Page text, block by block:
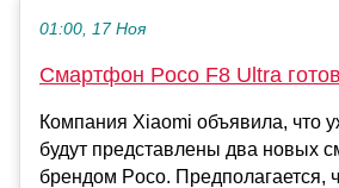
01:00, 17 Ноя
Смартфон Poco F8 Ultra
Компания Xiaomi объявила, что
будут представлены два новых
брендом Poco. Предполагается,